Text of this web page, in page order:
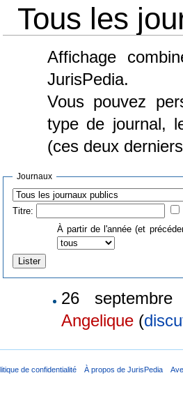
Tous les
Affichage
JurisPedia.
Vous pouvez
type de journal,
(ces deux
Journaux
Titre:
À partir de l'année (et
26
Angelique (
de confidentialité À propos de JurisPedia